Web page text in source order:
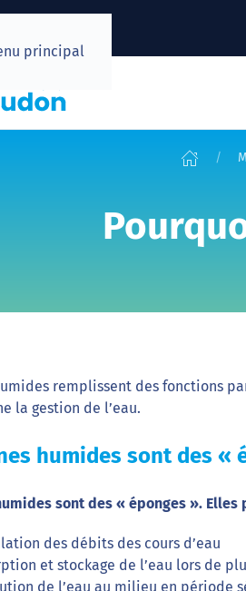
principal
remplissent des fonctions
la gestion de l’eau.
humides sont des «
sont des « éponges ».
des débits des cours d’eau
et stockage de l’eau lors de
de l’eau au milieu en période